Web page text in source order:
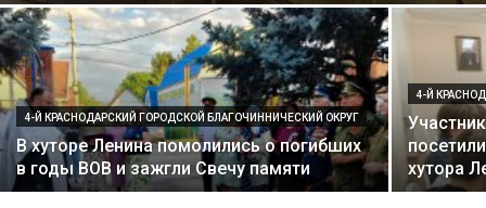
4-Й КРАСНОДАРСКИЙ ГОРОДСКОЙ БЛАГОЧИННИЧЕСКИЙ ОКРУГ
В хуторе Ленина помолились о погибших
в годы ВОВ и зажгли Свечу памяти
4-Й
хутора